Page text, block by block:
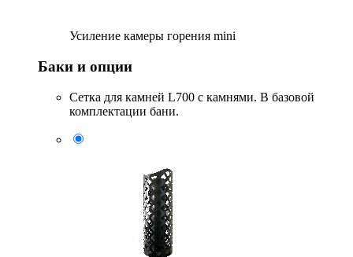
Усиление камеры горения mini
Баки и опции
Сетка для камней L700 с камнями. В базовой
комплектации бани.